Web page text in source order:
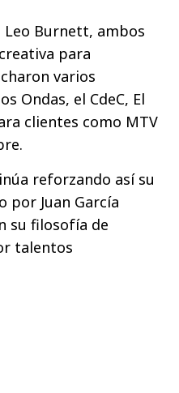
Burnett, ambos
para
varios
Ondas, el CdeC, El
clientes como MTV
reforzando así su
por Juan García
su filosofía de
talentos